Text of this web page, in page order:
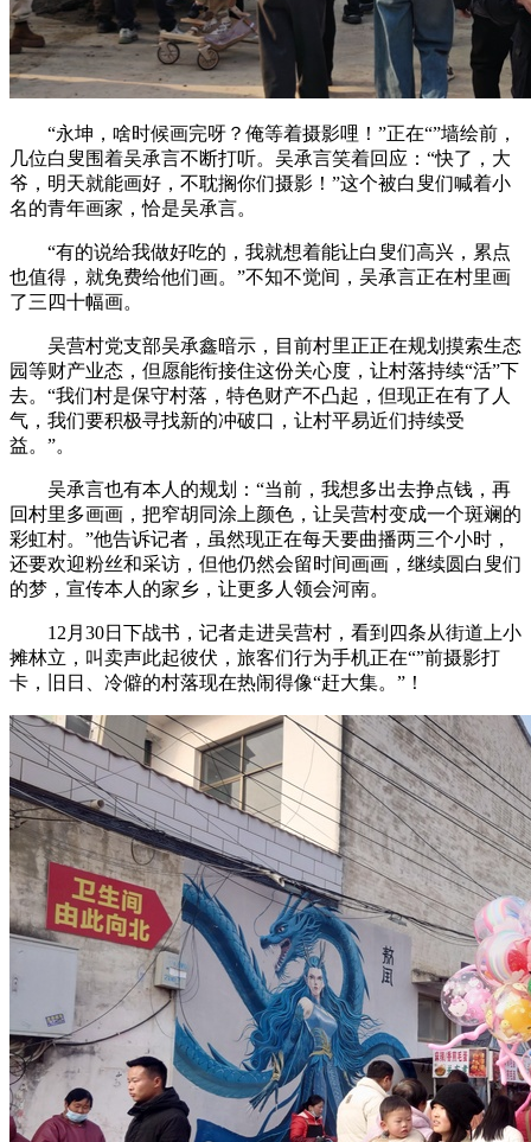
“永坤，啥时候画完呀？俺等着摄影哩！”正在“”墙绘前，
几位白叟围着吴承言不断打听。吴承言笑着回应：“快了，大
爷，明天就能画好，不耽搁你们摄影！”这个被白叟们喊着小
名的青年画家，恰是吴承言。
“有的说给我做好吃的，我就想着能让白叟们高兴，累点
也值得，就免费给他们画。”不知不觉间，吴承言正在村里画
了三四十幅画。
吴营村党支部吴承鑫暗示，目前村里正正在规划摸索生态
园等财产业态，但愿能衔接住这份关心度，让村落持续“活”下
去。“我们村是保守村落，特色财产不凸起，但现正在有了人
气，我们要积极寻找新的冲破口，让村平易近们持续受
益。”。
吴承言也有本人的规划：“当前，我想多出去挣点钱，再
回村里多画画，把窄胡同涂上颜色，让吴营村变成一个斑斓的
彩虹村。”他告诉记者，虽然现正在每天要曲播两三个小时，
还要欢迎粉丝和采访，但他仍然会留时间画画，继续圆白叟们
的梦，宣传本人的家乡，让更多人领会河南。
12月30日下战书，记者走进吴营村，看到四条从街道上小
摊林立，叫卖声此起彼伏，旅客们行为手机正在“”前摄影打
卡，旧日、冷僻的村落现在热闹得像“赶大集。”！